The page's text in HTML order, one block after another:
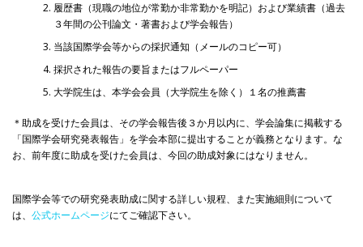
履歴書（現職の地位が常勤か非常勤かを明記）および業績書（過去
３年間の公刊論文・著書および学会報告）
当該国際学会等からの採択通知（メールのコピー可）
採択された報告の要旨またはフルペーパー
大学院生は、本学会会員（大学院生を除く）１名の推薦書
＊助成を受けた会員は、その学会報告後３か月以内に、学会論集に掲載する
「国際学会研究発表報告」を学会本部に提出することが義務となります。な
お、前年度に助成を受けた会員は、今回の助成対象にはなりません。
国際学会等での研究発表助成に関する詳しい規程、また実施細則について
は、 公式ホームページにてご確認下さい。